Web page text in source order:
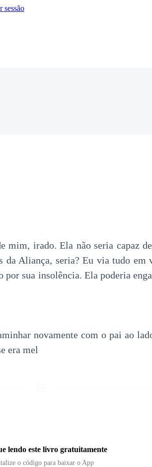
sessão
mim, irado. Ela não seria capaz
da Aliança, seria? Eu via tudo em
por sua insolência. Ela poderia
novamente com o pai ao
era mel
lendo este livro gratuitamente
o código para baixar o App